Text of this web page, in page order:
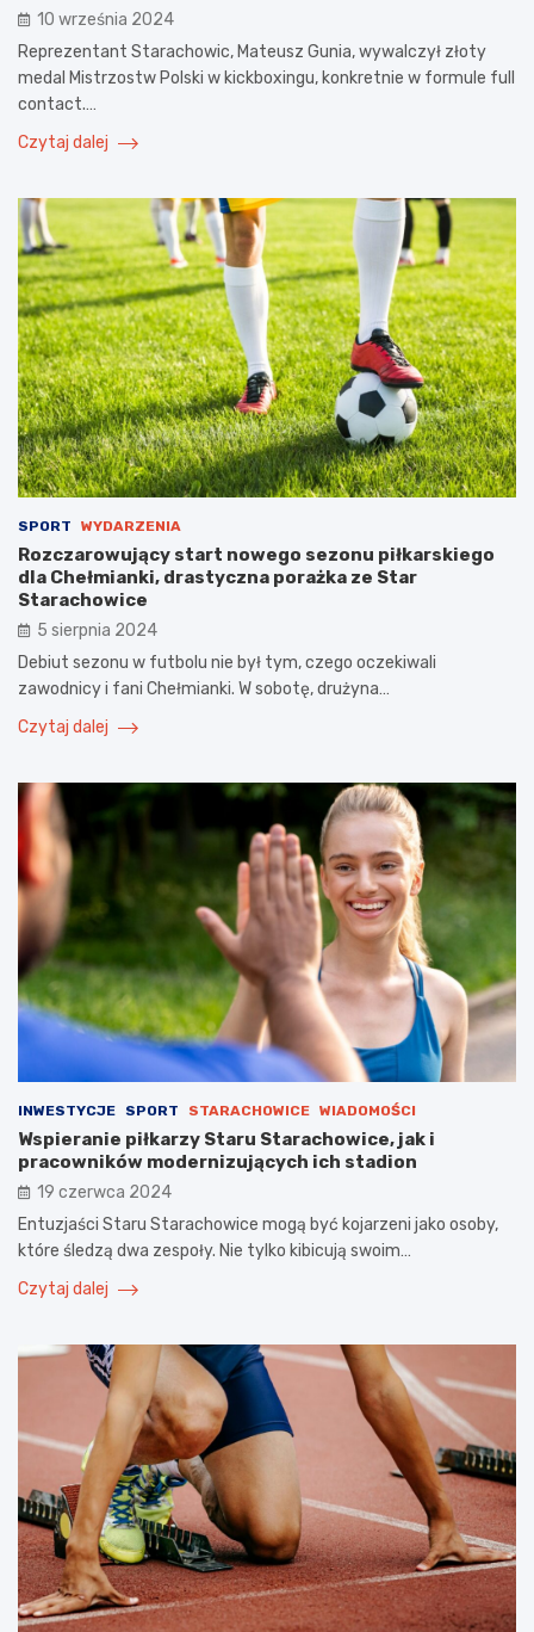
10 września 2024
Reprezentant Starachowic, Mateusz Gunia, wywalczył złoty
medal Mistrzostw Polski w kickboxingu, konkretnie w formule full
contact.…
Czytaj dalej
SPORT WYDARZENIA
Rozczarowujący start nowego sezonu piłkarskiego
dla Chełmianki, drastyczna porażka ze Star
Starachowice
5 sierpnia 2024
Debiut sezonu w futbolu nie był tym, czego oczekiwali
zawodnicy i fani Chełmianki. W sobotę, drużyna…
Czytaj dalej
INWESTYCJE SPORT STARACHOWICE WIADOMOŚCI
Wspieranie piłkarzy Staru Starachowice, jak i
pracowników modernizujących ich stadion
19 czerwca 2024
Entuzjaści Staru Starachowice mogą być kojarzeni jako osoby,
które śledzą dwa zespoły. Nie tylko kibicują swoim…
Czytaj dalej